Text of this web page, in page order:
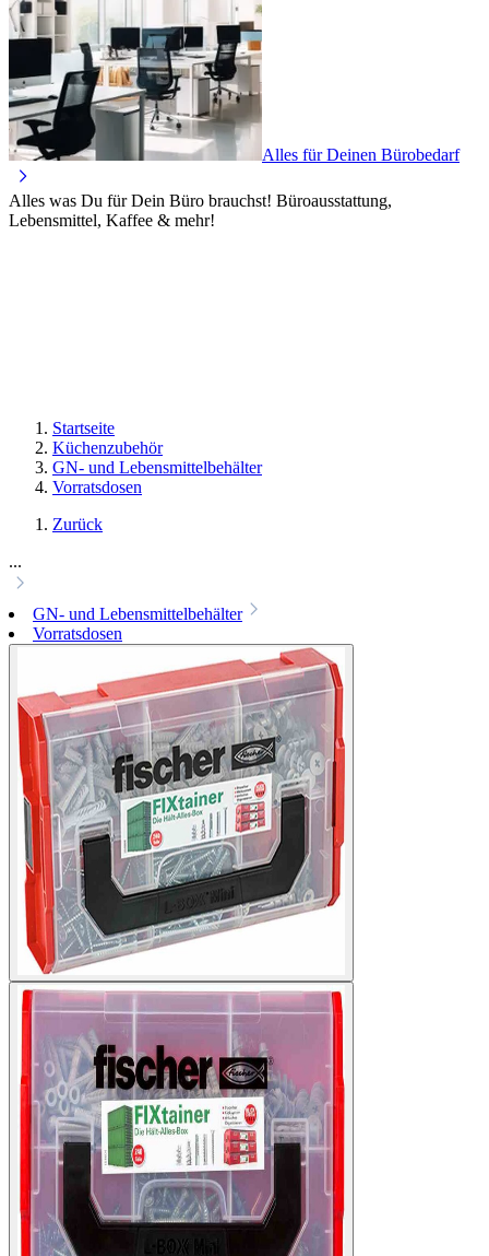
Alles für Deinen Bürobedarf
Alles was Du für Dein Büro brauchst! Büroausstattung,
Lebensmittel, Kaffee & mehr!
Startseite
Küchenzubehör
GN- und Lebensmittelbehälter
Vorratsdosen
Zurück
...
GN- und Lebensmittelbehälter
Vorratsdosen